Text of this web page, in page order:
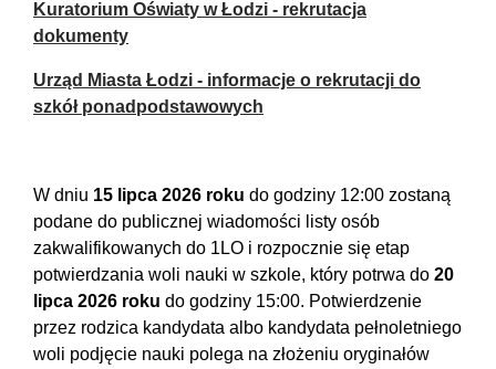
Kuratorium Oświaty w Łodzi - rekrutacja
dokumenty
Urząd Miasta Łodzi - informacje o rekrutacji do
szkół ponadpodstawowych
W dniu 15 lipca 2026 roku do godziny 12:00 zostaną
podane do publicznej wiadomości listy osób
zakwalifikowanych do 1LO i rozpocznie się etap
potwierdzania woli nauki w szkole, który potrwa do 20
lipca 2026 roku do godziny 15:00. Potwierdzenie
przez rodzica kandydata albo kandydata pełnoletniego
woli podjęcie nauki polega na złożeniu oryginałów